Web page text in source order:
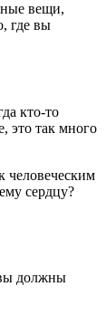
вещи,
где вы
кто-то
это так много
человеческим
сердцу?
должны